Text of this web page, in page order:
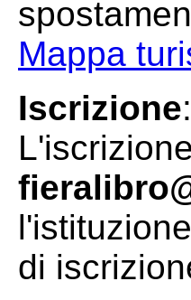
Mappa
Iscrizione:
di